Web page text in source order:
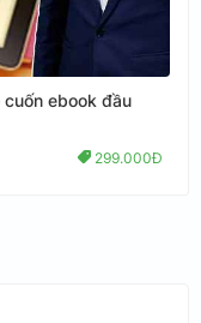
ebook đầu
299.000Đ